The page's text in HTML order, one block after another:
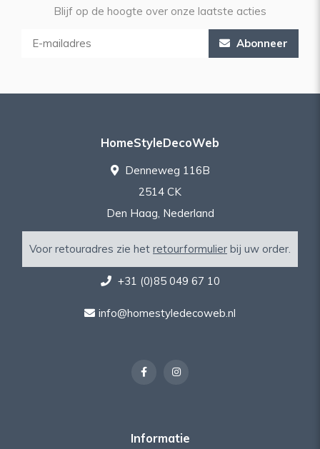
Blijf op de hoogte over onze laatste acties
Abonneer
HomeStyleDecoWeb
Denneweg 116B
2514 CK
Den Haag, Nederland
Voor retouradres zie het retourformulier bij uw order.
+31 (0)85 049 67 10
info@homestyledecoweb.nl
Informatie